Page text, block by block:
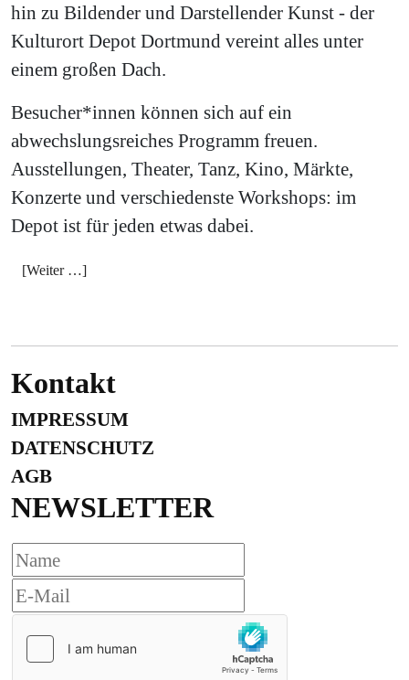
hin zu Bildender und Darstellender Kunst - der
Kulturort Depot Dortmund vereint alles unter
einem großen Dach.
Besucher*innen können sich auf ein
abwechslungsreiches Programm freuen.
Ausstellungen, Theater, Tanz, Kino, Märkte,
Konzerte und verschiedenste Workshops: im
Depot ist für jeden etwas dabei.
[Weiter …]
Kontakt
IMPRESSUM
DATENSCHUTZ
AGB
NEWSLETTER